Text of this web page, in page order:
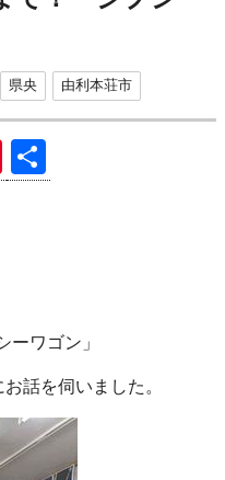
県央 由利本荘市
Pi
nt 有
ワゴン」
話を伺いました。